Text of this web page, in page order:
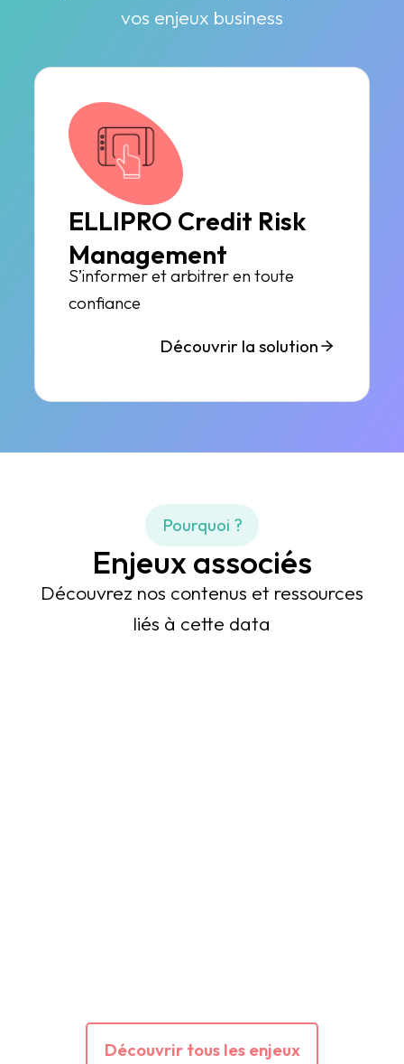
vos enjeux business
ELLIPRO Credit Risk
Management
S’informer et arbitrer en toute
confiance
Découvrir la solution
Pourquoi ?
Enjeux associés
Découvrez nos contenus et ressources
liés à cette data
Découvrir tous les enjeux